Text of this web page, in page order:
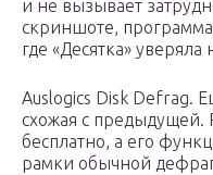
и не вызывает
скриншоте,
где «Десятка»
Auslogics Disk Defrag.
схожая с предыдущей.
бесплатно, а его
рамки обычной